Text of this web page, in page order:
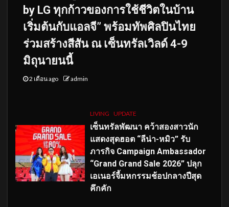
by LG ทุกก้าวของการใช้ชีวิตในบ้าน
เริ่มต้นกับแอลจี” พร้อมทัพศิลปินไทย
ร่วมสร้างสีสัน ณ เซ็นทรัลเวิลด์ 4-9
มิถุนายนนี้
2 เดือน ago admin
LIVING UPDATE
เซ็นทรัลพัฒนา คว้าสองสาวนัก
แสดงสุดฮอต “ลีน่า-หมิว” รับ
ภารกิจ Campaign Ambassador
“Grand Grand Sale 2026” ปลุก
เอเนอร์จี้มหกรรมช้อปกลางปีสุด
คึกคัก